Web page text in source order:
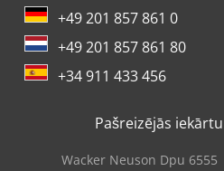
+49 201 857 861 0
+49 201 857 861 80
+34 911 433 456
Pašreizējās
Wacker Neuson Dpu 6555